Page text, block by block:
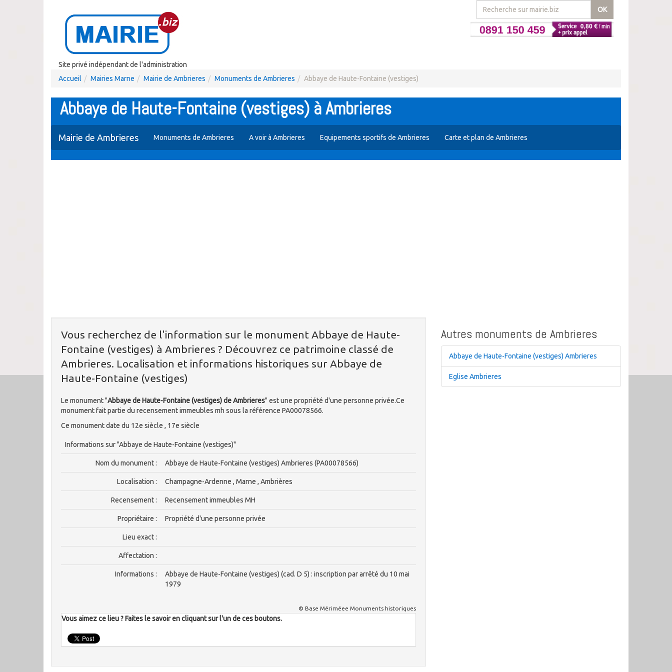
OK
Site privé indépendant de l'administration
Accueil
Mairies Marne Mairie de Ambrieres Monuments de Ambrieres Abbaye de Haute-Fontaine (vestiges)
Abbaye de Haute-Fontaine (vestiges) à Ambrieres
Mairie de Ambrieres Monuments de Ambrieres A voir à Ambrieres Equipements sportifs de Ambrieres Carte et plan de Ambrieres
Vous recherchez de l'information sur le monument Abbaye de Haute-
Fontaine (vestiges) à Ambrieres ? Découvrez ce patrimoine classé de
Ambrieres. Localisation et informations historiques sur Abbaye de
Haute-Fontaine (vestiges)
Le monument "Abbaye de Haute-Fontaine (vestiges) de Ambrieres" est une propriété d'une personne privée.Ce
monument fait partie du recensement immeubles mh sous la référence PA00078566.
Ce monument date du 12e siècle , 17e siècle
Informations sur "Abbaye de Haute-Fontaine (vestiges)"
Nom du monument : Abbaye de Haute-Fontaine (vestiges) Ambrieres (PA00078566)
Localisation : Champagne-Ardenne , Marne , Ambrières
Recensement : Recensement immeubles MH
Propriétaire : Propriété d'une personne privée
Lieu exact :
Affectation :
Informations :
Abbaye de Haute-Fontaine (vestiges) (cad. D 5) : inscription par arrêté du 10 mai
1979
© Base Mériméee Monuments historiques
Vous aimez ce lieu ? Faites le savoir en cliquant sur l'un de ces boutons.
Autres monuments de Ambrieres
Abbaye de Haute-Fontaine (vestiges) Ambrieres
Eglise Ambrieres